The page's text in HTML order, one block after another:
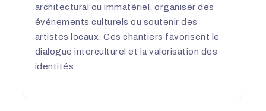
architectural ou immatériel, organiser des
événements culturels ou soutenir des
artistes locaux. Ces chantiers favorisent le
dialogue interculturel et la valorisation des
identités.